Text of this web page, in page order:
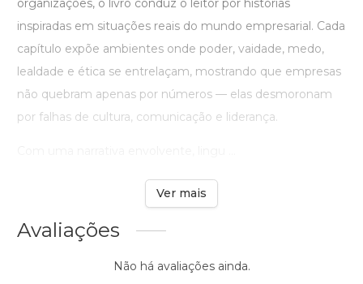
organizações, o livro conduz o leitor por histórias
inspiradas em situações reais do mundo empresarial. Cada
capítulo expõe ambientes onde poder, vaidade, medo,
lealdade e ética se entrelaçam, mostrando que empresas
não quebram apenas por números — elas desmoronam
por falhas de cultura, comunicação e liderança.
Ver mais
Avaliações
Não há avaliações ainda.